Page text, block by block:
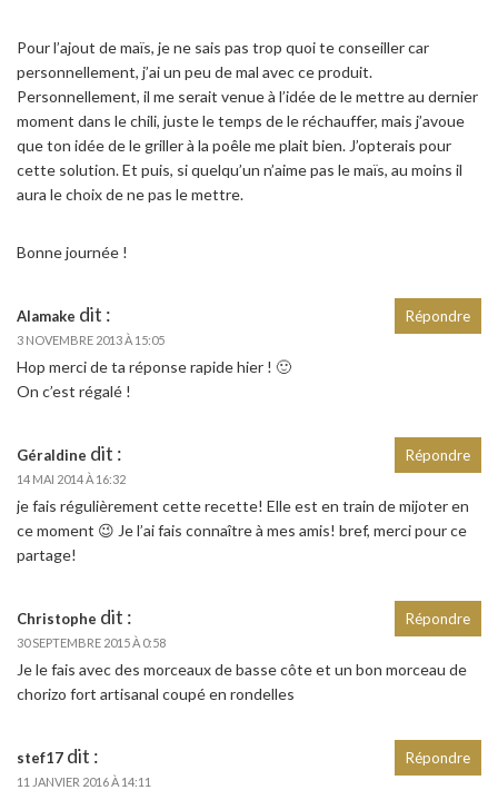
Pour l’ajout de maïs, je ne sais pas trop quoi te conseiller car
personnellement, j’ai un peu de mal avec ce produit.
Personnellement, il me serait venue à l’idée de le mettre au dernier
moment dans le chili, juste le temps de le réchauffer, mais j’avoue
que ton idée de le griller à la poêle me plait bien. J’opterais pour
cette solution. Et puis, si quelqu’un n’aime pas le maïs, au moins il
aura le choix de ne pas le mettre.
Bonne journée !
Alamake dit :
3 NOVEMBRE 2013 À 15:05
Hop merci de ta réponse rapide hier ! 🙂
On c’est régalé !
Répondre
Géraldine dit :
14 MAI 2014 À 16:32
je fais régulièrement cette recette! Elle est en train de mijoter en
ce moment 😉 Je l’ai fais connaître à mes amis! bref, merci pour ce
partage!
Répondre
Christophe dit :
30 SEPTEMBRE 2015 À 0:58
Je le fais avec des morceaux de basse côte et un bon morceau de
chorizo fort artisanal coupé en rondelles
Répondre
stef17 dit :
11 JANVIER 2016 À 14:11
Répondre